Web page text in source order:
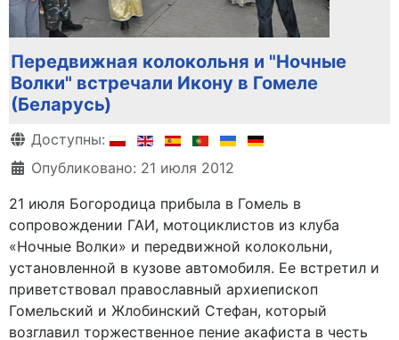
Передвижная колокольня и "Ночные
Волки" встречали Икону в Гомеле
(Беларусь)
Информация о материале
Доступны:
Опубликовано: 21 июля 2012
21 июля Богородица прибыла в Гомель в
сопровождении ГАИ, мотоциклистов из клуба
«Ночные Волки» и передвижной колокольни,
установленной в кузове автомобиля. Ее встретил и
приветствовал православный архиепископ
Гомельский и Жлобинский Стефан, который
возглавил торжественное пение акафиста в честь